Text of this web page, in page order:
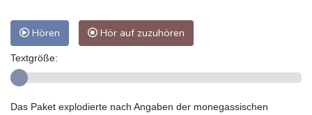
Hören Hör auf zuzuhören
Textgröße:
Das Paket explodierte nach Angaben der monegassischen